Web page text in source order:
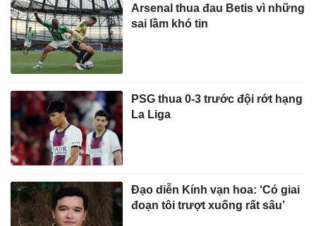
Arsenal thua đau Betis vì những
sai lầm khó tin
PSG thua 0-3 trước đội rớt hạng
La Liga
Đạo diễn Kính vạn hoa: ‘Có giai
đoạn tôi trượt xuống rất sâu’